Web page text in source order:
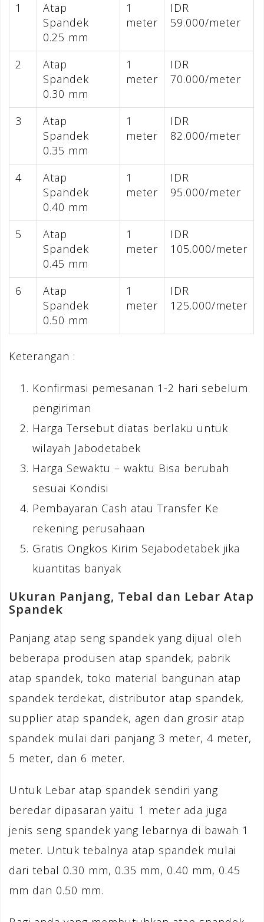
1
Atap
Spandek
0.25 mm
1
meter
IDR
59.000/meter
2
Atap
Spandek
0.30 mm
1
meter
IDR
70.000/meter
3
Atap
Spandek
0.35 mm
1
meter
IDR
82.000/meter
4
Atap
Spandek
0.40 mm
1
meter
IDR
95.000/meter
5
Atap
Spandek
0.45 mm
1
meter
IDR
105.000/meter
6
Atap
Spandek
0.50 mm
1
meter
IDR
125.000/meter
Keterangan :
Konfirmasi pemesanan 1-2 hari sebelum
pengiriman
Harga Tersebut diatas berlaku untuk
wilayah Jabodetabek
Harga Sewaktu – waktu Bisa berubah
sesuai Kondisi
Pembayaran Cash atau Transfer Ke
rekening perusahaan
Gratis Ongkos Kirim Sejabodetabek jika
kuantitas banyak
Ukuran Panjang, Tebal dan Lebar Atap
Spandek
Panjang atap seng spandek yang dijual oleh
beberapa produsen atap spandek, pabrik
atap spandek, toko material bangunan atap
spandek terdekat, distributor atap spandek,
supplier atap spandek, agen dan grosir atap
spandek mulai dari panjang 3 meter, 4 meter,
5 meter, dan 6 meter.
Untuk Lebar atap spandek sendiri yang
beredar dipasaran yaitu 1 meter ada juga
jenis seng spandek yang lebarnya di bawah 1
meter. Untuk tebalnya atap spandek mulai
dari tebal 0.30 mm, 0.35 mm, 0.40 mm, 0.45
mm dan 0.50 mm.